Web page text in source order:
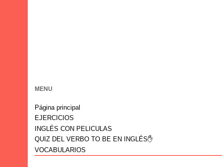
MENU
Página principal
EJERCICIOS
INGLÉS CON PELICULAS
QUIZ DEL VERBO TO BE EN INGLÉS✋
VOCABULARIOS